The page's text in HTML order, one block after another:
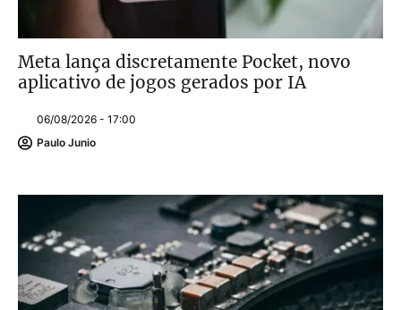
Meta lança discretamente Pocket, novo
aplicativo de jogos gerados por IA
06/08/2026 - 17:00
Paulo Junio